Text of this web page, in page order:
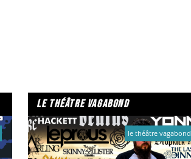
le théâtre vagabond
le théâtre vagabond